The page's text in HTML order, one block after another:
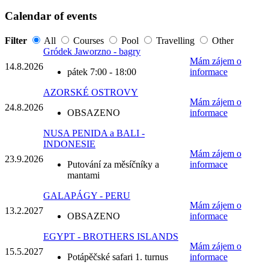
Calendar of events
Filter All Courses Pool Travelling Other
14.8.2026
Gródek Jaworzno - bagry
pátek 7:00 - 18:00
Mám zájem o
informace
24.8.2026
AZORSKÉ OSTROVY
OBSAZENO
Mám zájem o
informace
23.9.2026
NUSA PENIDA a BALI -
INDONESIE
Putování za měsíčníky a
mantami
Mám zájem o
informace
13.2.2027
GALAPÁGY - PERU
OBSAZENO
Mám zájem o
informace
15.5.2027
EGYPT - BROTHERS ISLANDS
Potápěčské safari 1. turnus
Mám zájem o
informace